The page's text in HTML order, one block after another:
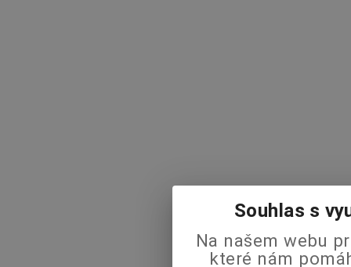
Souhlas s
Na našem webu
které nám